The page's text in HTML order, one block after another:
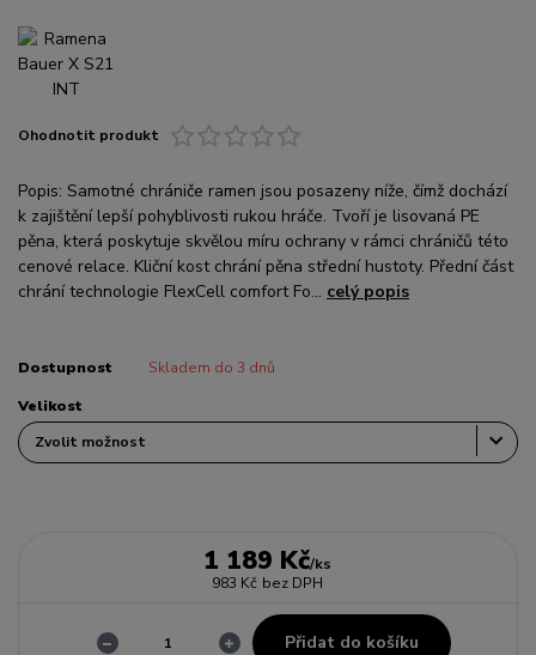
Ohodnotit produkt
Popis: Samotné chrániče ramen jsou posazeny níže, čímž dochází
k zajištění lepší pohyblivosti rukou hráče. Tvoří je lisovaná PE
pěna, která poskytuje skvělou míru ochrany v rámci chráničů této
cenové relace. Kliční kost chrání pěna střední hustoty. Přední část
chrání technologie FlexCell comfort Fo... celý popis
Dostupnost Skladem do 3 dnů
Velikost
1 189 Kč/ks
983 Kč bez DPH
Přidat do košíku